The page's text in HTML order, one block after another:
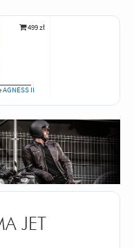
499 zł
II
JET